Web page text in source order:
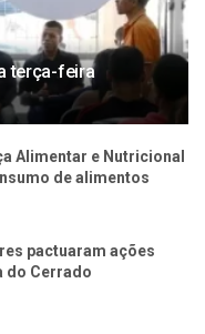
terça-feira
Alimentar e Nutricional
de alimentos
pactuaram ações
do Cerrado